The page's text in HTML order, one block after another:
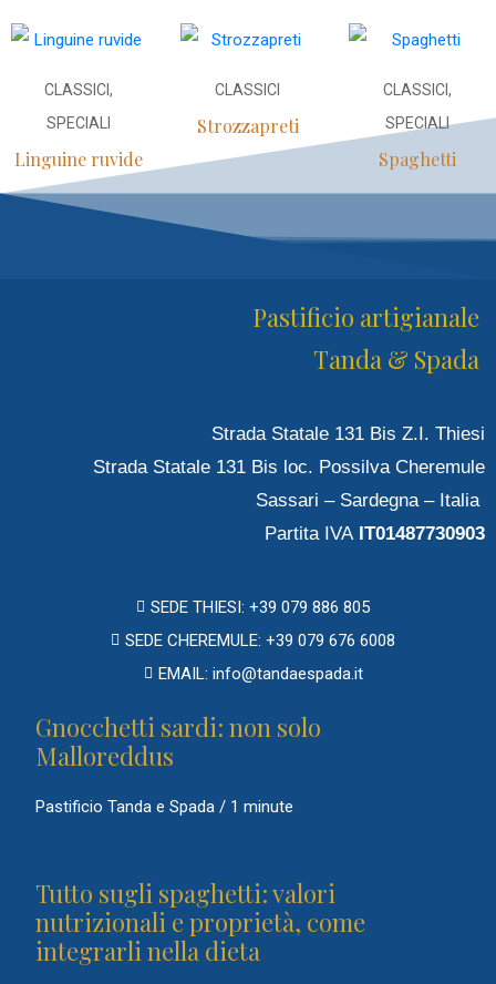
CLASSICI,
SPECIALI
Linguine ruvide
CLASSICI
Strozzapreti
CLASSICI,
SPECIALI
Spaghetti
Pastificio artigianale
Tanda & Spada
Strada Statale 131 Bis Z.I. Thiesi
Strada Statale 131 Bis loc. Possilva Cheremule
Sassari – Sardegna – Italia
Partita IVA IT01487730903
SEDE THIESI: +39 079 886 805
SEDE CHEREMULE: +39 079 676 6008
EMAIL: info@tandaespada.it
Gnocchetti sardi: non solo
Malloreddus
Pastificio Tanda e Spada / 1 minute
Tutto sugli spaghetti: valori
nutrizionali e proprietà, come
integrarli nella dieta